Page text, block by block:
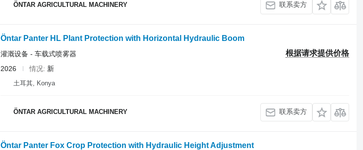
ÖNTAR AGRICULTURAL MACHINERY 联系卖方
Öntar Panter HL Plant Protection with Horizontal Hydraulic Boom
根据请求提供价格
灌溉设备 - 车载式喷雾器
2026
情况 新
土耳其, Konya
ÖNTAR AGRICULTURAL MACHINERY 联系卖方
Öntar Panter Fox Crop Protection with Hydraulic Height Adjustment